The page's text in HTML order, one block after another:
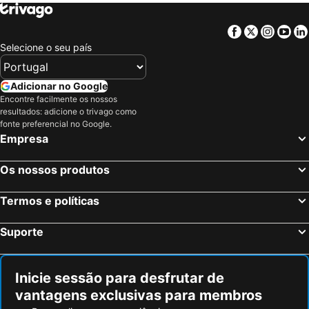
Callander, Escócia Hotéis
Edimburgo, Escócia Hotéis
Glasgow, Escócia Hotéis
Fort William, Escócia Hotéis
Stirling, Escócia Hotéis
Perth, Escócia Hotéis
Kinlochleven, Escócia Hotéis
Manchester, Inglaterra Hotéis
Hounslow, Inglaterra Hotéis
Birmingham, Inglaterra Hotéis
Facebook
Twitter
Selecione o seu país
Adicionar no Google
Encontre facilmente os nossos
resultados: adicione o trivago como
fonte preferencial no Google.
Empresa
Os nossos produtos
Termos e políticas
Suporte
Inicie sessão para desfrutar de
vantagens exclusivas para membros